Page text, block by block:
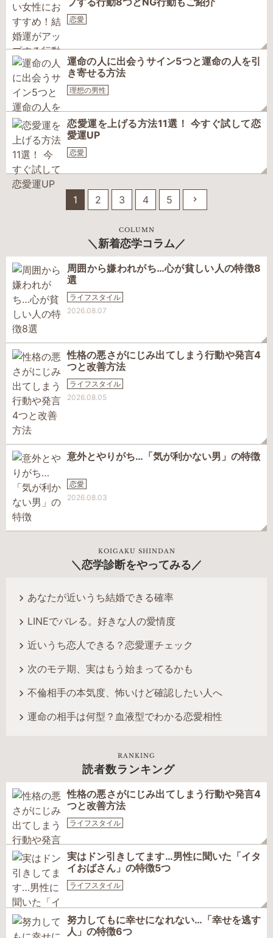
恋愛
運命の人に出会うサイン5つと運命の人を引
き寄せる方法
理想の男性
恋愛運を上げる方法11選！ 今すぐ試して恋
愛運UP
恋愛
1 2 3 4 5
COLUMN
新着恋学コラム
周囲から嫌われがち…心が貧しい人の特徴8
選
ライフスタイル
2026.08.07
性格の悪さがにじみ出てしまう行動や発言4
つと改善方法
ライフスタイル
2026.08.05
意外とやりがち…「気が利かない男」の特徴
恋愛
2026.08.03
KOIGAKU SHINDAN
恋学診断をやってみる
あなたが近いうち結婚できる確率
LINEでバレる。好きな人の愛情度
近いうち恋人できる？恋愛運チェック
次のモテ期、実はもう始まってるかも
不倫相手の本気度、怖いけど確認したい人へ
運命の相手は何型？血液型でわかる恋愛相性
RANKING
読者数ランキング
性格の悪さがにじみ出てしまう行動や発言4
つと改善方法
ライフスタイル
実はドン引きしてます…男性に聞いた「イタ
イおばさん」の特徴5つ
ライフスタイル
努力してもに幸せになれない…「幸せを逃す
人」の特徴6つ